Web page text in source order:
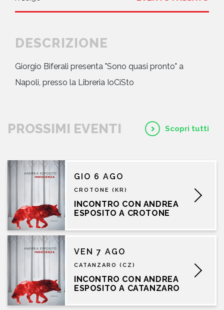
DESCRIZIONE
Giorgio Biferali presenta "Sono quasi pronto" a
Napoli, presso la Libreria IoCiSto
PROSSIMI EVENTI Scopri tutti
GIO 6 AGO
CROTONE (KR)
INCONTRO CON ANDREA
ESPOSITO A CROTONE
VEN 7 AGO
CATANZARO (CZ)
INCONTRO CON ANDREA
ESPOSITO A CATANZARO